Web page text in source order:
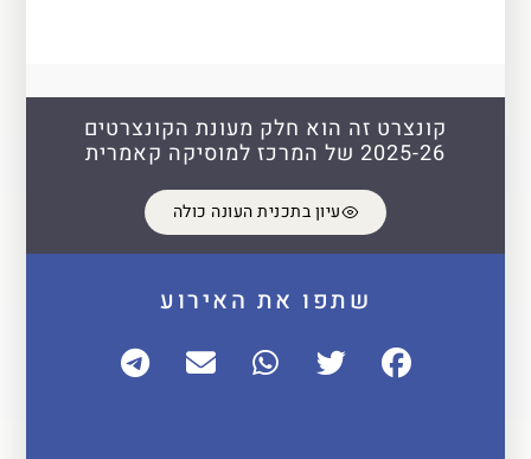
קונצרט זה הוא חלק מעונת הקונצרטים
2025-26 של המרכז למוסיקה קאמרית
עיון בתכנית העונה כולה
שתפו את האירוע